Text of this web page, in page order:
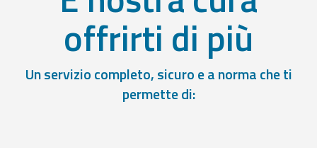
offrirti di più
Un servizio completo, sicuro e a norma che ti
permette di: